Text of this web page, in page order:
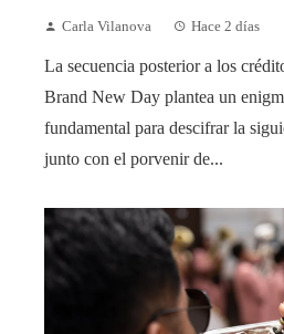
Carla Vilanova Hace 2 días
La secuencia posterior a los
Brand New Day plantea un
fundamental para descifrar la
junto con el porvenir de...